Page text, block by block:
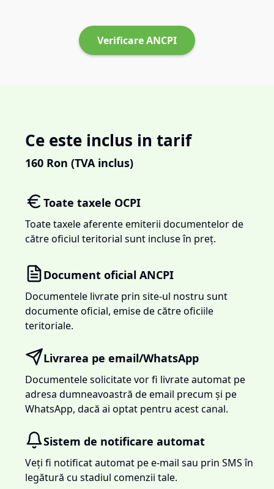
Verificare ANCPI
Ce este inclus in tarif
160 Ron (TVA inclus)
Toate taxele OCPI
Toate taxele aferente emiterii documentelor de
către oficiul teritorial sunt incluse în preț.
Document oficial ANCPI
Documentele livrate prin site-ul nostru sunt
documente oficial, emise de către oficiile
teritoriale.
Livrarea pe email/WhatsApp
Documentele solicitate vor fi livrate automat pe
adresa dumneavoastră de email precum și pe
WhatsApp, dacă ai optat pentru acest canal.
Sistem de notificare automat
Veți fi notificat automat pe e-mail sau prin SMS în
legătură cu stadiul comenzii tale.